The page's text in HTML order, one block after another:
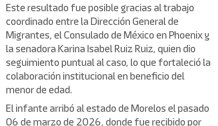
Este resultado fue posible gracias al trabajo
coordinado entre la Dirección General de
Migrantes, el Consulado de México en Phoenix y
la senadora Karina Isabel Ruiz Ruiz, quien dio
seguimiento puntual al caso, lo que fortaleció la
colaboración institucional en beneficio del
menor de edad.
El infante arribó al estado de Morelos el pasado
06 de marzo de 2026, donde fue recibido por